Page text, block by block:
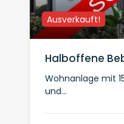
Ausverkauft!
Halboffene
Wohnanlage mit
und...